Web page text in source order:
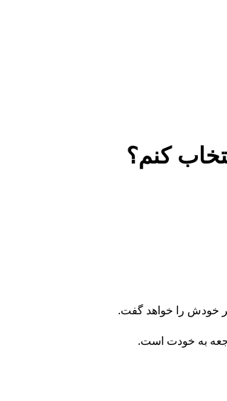
کنم؟
خودش را خواهد گفت.
به خودت است.